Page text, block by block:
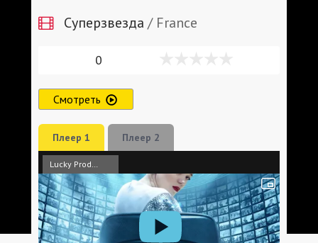
Суперзвезда / France
0
Смотреть
Плеер 1 Плеер 2